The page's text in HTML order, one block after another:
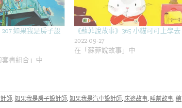
207 如果我是房子設
書組合」中
《蘇菲說故事》365 小貓可可上學去
2022-09-27
在「蘇菲說故事」中
師, 如果我是房子設計師, 如果我是汽車設計師, 床邊故事, 睡前故事, 繪